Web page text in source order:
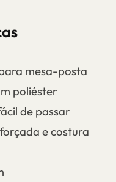
mesa-posta
poliéster
de passar
e costura